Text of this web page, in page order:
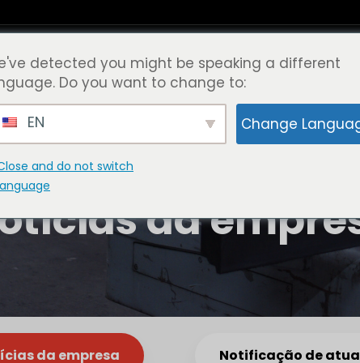
Pontos fortes do MiMA Apoios e recursos
Início
da
da empresa Notificação de
detected you might be speaking a different
Do you want to change to:
EN Change
and do not switch